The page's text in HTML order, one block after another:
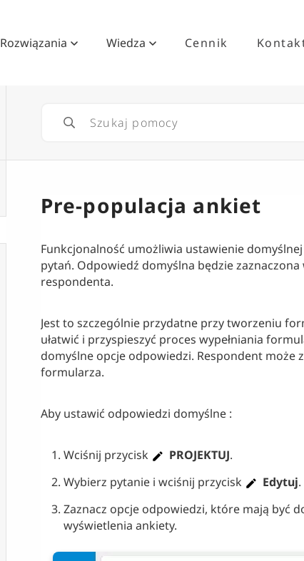
Rozwiązania Wiedza Cennik
Pre-populacja ankiet
Funkcjonalność umożliwia ustawienie
pytań. Odpowiedź domyślna będzie
respondenta.
Jest to szczególnie przydatne przy tworzeniu
ułatwić i przyspieszyć proces wypełniania
domyślne opcje odpowiedzi. Respondent może
formularza.
Aby ustawić odpowiedzi domyślne :
Wciśnij przycisk PROJEKTUJ.
Wybierz pytanie i wciśnij przycisk
Edytuj.
Zaznacz opcje odpowiedzi, które mają być
wyświetlenia ankiety.